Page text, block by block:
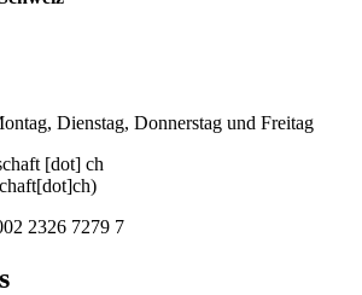
Dienstag, Donnerstag und Freitag
[dot] ch
2326 7279 7